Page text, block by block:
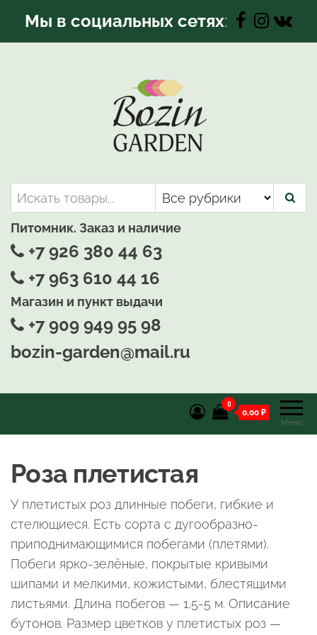
Мы в социальных сетях:
Bozin-Garden | Садовый центр
Садовый центр, Растения
для вашего сада
Питомник. Заказ и наличие
+7 926 380 44 63
+7 963 610 44 16
Магазин и пункт выдачи
+7 909 949 95 98
bozin-garden@mail.ru
Меню
0
0,00 ₽
Роза плетистая
У плетистых роз длинные побеги, гибкие и
стелющиеся. Есть сорта с дугообразно-
приподнимающимися побегами (плетями).
Побеги ярко-зелёные, покрытые кривыми
шипами и мелкими, кожистыми, блестящими
листьями. Длина побегов — 1,5-5 м. Описание
бутонов. Размер цветков у плетистых роз —